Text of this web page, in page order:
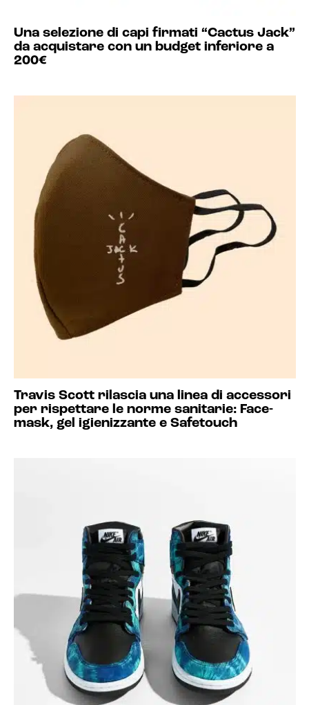
Una selezione di capi firmati “Cactus Jack”
da acquistare con un budget inferiore a
200€
Travis Scott rilascia una linea di accessori
per rispettare le norme sanitarie: Face-
mask, gel igienizzante e Safetouch